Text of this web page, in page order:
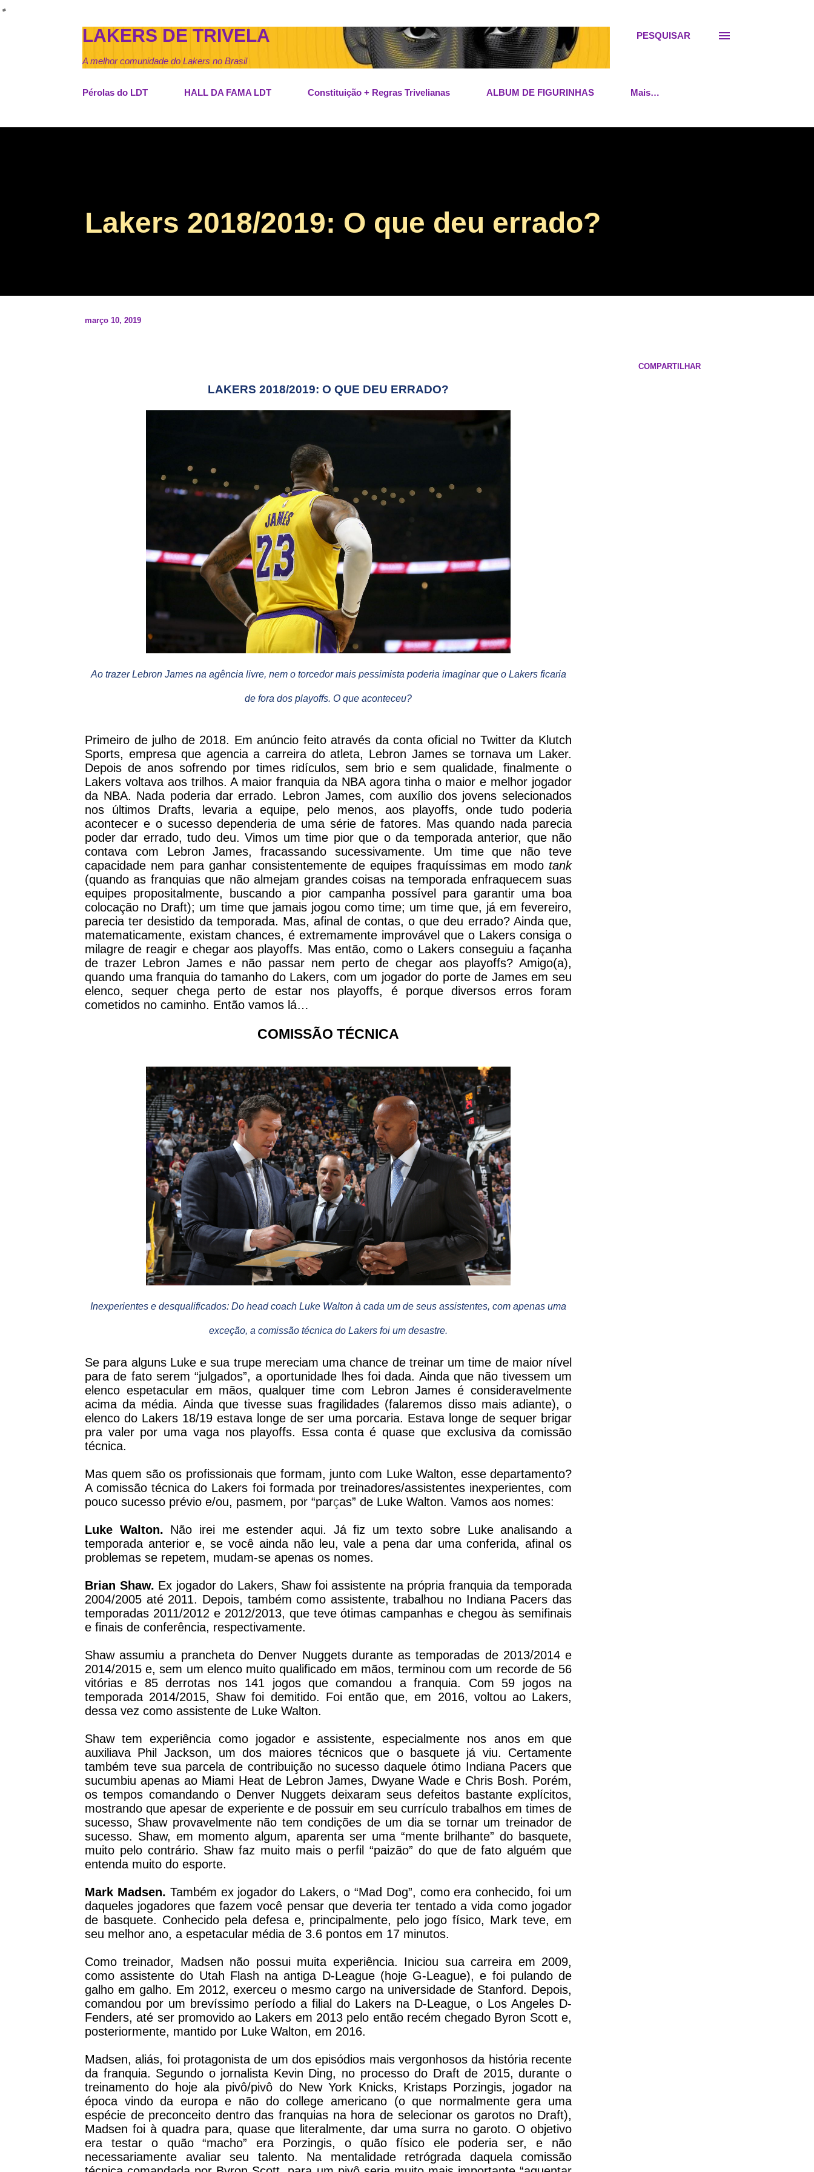
LAKERS DE TRIVELA
A melhor comunidade do Lakers no Brasil
PESQUISAR
Pérolas do LDT HALL DA FAMA LDT Constituição + Regras Trivelianas ALBUM DE FIGURINHAS Mais…
Lakers 2018/2019: O que deu errado?
março 10, 2019
LAKERS 2018/2019: O QUE DEU ERRADO?
Ao trazer Lebron James na agência livre, nem o torcedor mais pessimista poderia imaginar que o Lakers ficaria
de fora dos playoffs. O que aconteceu?
Primeiro de julho de 2018. Em anúncio feito através da conta oficial no Twitter da Klutch
Sports, empresa que agencia a carreira do atleta, Lebron James se tornava um Laker.
Depois de anos sofrendo por times ridículos, sem brio e sem qualidade, finalmente o
Lakers voltava aos trilhos. A maior franquia da NBA agora tinha o maior e melhor jogador
da NBA. Nada poderia dar errado. Lebron James, com auxílio dos jovens selecionados
nos últimos Drafts, levaria a equipe, pelo menos, aos playoffs, onde tudo poderia
acontecer e o sucesso dependeria de uma série de fatores. Mas quando nada parecia
poder dar errado, tudo deu. Vimos um time pior que o da temporada anterior, que não
contava com Lebron James, fracassando sucessivamente. Um time que não teve
capacidade nem para ganhar consistentemente de equipes fraquíssimas em modo tank
(quando as franquias que não almejam grandes coisas na temporada enfraquecem suas
equipes propositalmente, buscando a pior campanha possível para garantir uma boa
colocação no Draft); um time que jamais jogou como time; um time que, já em fevereiro,
parecia ter desistido da temporada. Mas, afinal de contas, o que deu errado? Ainda que,
matematicamente, existam chances, é extremamente improvável que o Lakers consiga o
milagre de reagir e chegar aos playoffs. Mas então, como o Lakers conseguiu a façanha
de trazer Lebron James e não passar nem perto de chegar aos playoffs? Amigo(a),
quando uma franquia do tamanho do Lakers, com um jogador do porte de James em seu
elenco, sequer chega perto de estar nos playoffs, é porque diversos erros foram
cometidos no caminho. Então vamos lá…
COMISSÃO TÉCNICA
Inexperientes e desqualificados: Do head coach Luke Walton à cada um de seus assistentes, com apenas uma
exceção, a comissão técnica do Lakers foi um desastre.
Se para alguns Luke e sua trupe mereciam uma chance de treinar um time de maior nível
para de fato serem “julgados”, a oportunidade lhes foi dada. Ainda que não tivessem um
elenco espetacular em mãos, qualquer time com Lebron James é consideravelmente
acima da média. Ainda que tivesse suas fragilidades (falaremos disso mais adiante), o
elenco do Lakers 18/19 estava longe de ser uma porcaria. Estava longe de sequer brigar
pra valer por uma vaga nos playoffs. Essa conta é quase que exclusiva da comissão
técnica.
Mas quem são os profissionais que formam, junto com Luke Walton, esse departamento?
A comissão técnica do Lakers foi formada por treinadores/assistentes inexperientes, com
pouco sucesso prévio e/ou, pasmem, por “parças” de Luke Walton. Vamos aos nomes:
Luke Walton. Não irei me estender aqui. Já fiz um texto sobre Luke analisando a
temporada anterior e, se você ainda não leu, vale a pena dar uma conferida, afinal os
problemas se repetem, mudam-se apenas os nomes.
Brian Shaw. Ex jogador do Lakers, Shaw foi assistente na própria franquia da temporada
2004/2005 até 2011. Depois, também como assistente, trabalhou no Indiana Pacers das
temporadas 2011/2012 e 2012/2013, que teve ótimas campanhas e chegou às semifinais
e finais de conferência, respectivamente.
Shaw assumiu a prancheta do Denver Nuggets durante as temporadas de 2013/2014 e
2014/2015 e, sem um elenco muito qualificado em mãos, terminou com um recorde de 56
vitórias e 85 derrotas nos 141 jogos que comandou a franquia. Com 59 jogos na
temporada 2014/2015, Shaw foi demitido. Foi então que, em 2016, voltou ao Lakers,
dessa vez como assistente de Luke Walton.
Shaw tem experiência como jogador e assistente, especialmente nos anos em que
auxiliava Phil Jackson, um dos maiores técnicos que o basquete já viu. Certamente
também teve sua parcela de contribuição no sucesso daquele ótimo Indiana Pacers que
sucumbiu apenas ao Miami Heat de Lebron James, Dwyane Wade e Chris Bosh. Porém,
os tempos comandando o Denver Nuggets deixaram seus defeitos bastante explícitos,
mostrando que apesar de experiente e de possuir em seu currículo trabalhos em times de
sucesso, Shaw provavelmente não tem condições de um dia se tornar um treinador de
sucesso. Shaw, em momento algum, aparenta ser uma “mente brilhante” do basquete,
muito pelo contrário. Shaw faz muito mais o perfil “paizão” do que de fato alguém que
entenda muito do esporte.
Mark Madsen. Também ex jogador do Lakers, o “Mad Dog”, como era conhecido, foi um
daqueles jogadores que fazem você pensar que deveria ter tentado a vida como jogador
de basquete. Conhecido pela defesa e, principalmente, pelo jogo físico, Mark teve, em
seu melhor ano, a espetacular média de 3.6 pontos em 17 minutos.
Como treinador, Madsen não possui muita experiência. Iniciou sua carreira em 2009,
como assistente do Utah Flash na antiga D-League (hoje G-League), e foi pulando de
galho em galho. Em 2012, exerceu o mesmo cargo na universidade de Stanford. Depois,
comandou por um brevíssimo período a filial do Lakers na D-League, o Los Angeles D-
Fenders, até ser promovido ao Lakers em 2013 pelo então recém chegado Byron Scott e,
posteriormente, mantido por Luke Walton, em 2016.
Madsen, aliás, foi protagonista de um dos episódios mais vergonhosos da história recente
da franquia. Segundo o jornalista Kevin Ding, no processo do Draft de 2015, durante o
treinamento do hoje ala pivô/pivô do New York Knicks, Kristaps Porzingis, jogador na
época vindo da europa e não do college americano (o que normalmente gera uma
espécie de preconceito dentro das franquias na hora de selecionar os garotos no Draft),
Madsen foi à quadra para, quase que literalmente, dar uma surra no garoto. O objetivo
era testar o quão “macho” era Porzingis, o quão físico ele poderia ser, e não
necessariamente avaliar seu talento. Na mentalidade retrógrada daquela comissão
COMPARTILHAR